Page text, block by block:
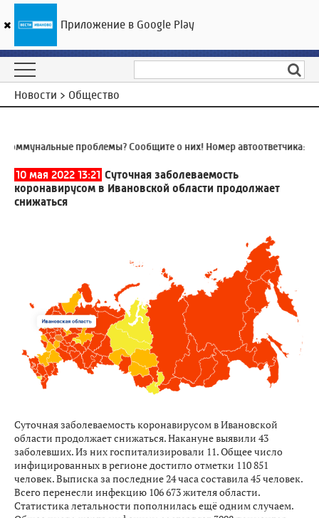
ГТРК «Ивтелерадио»
Новости > Общество
проблемы? Сообщите о них! Номер автоответчика:8
10 мая 2022 13:21 Суточная заболеваемость
коронавирусом в Ивановской области продолжает
снижаться
Суточная заболеваемость коронавирусом в Ивановской
области продолжает снижаться. Накануне выявили 43
заболевших. Из них госпитализировали 11. Общее число
инфицированных в регионе достигло отметки 110 851
человек. Выписка за последние 24 часа составила 45 человек.
Всего перенесли инфекцию 106 673 жителя области.
Статистика летальности пополнилась ещё одним случаем.
Приложение в Google Play